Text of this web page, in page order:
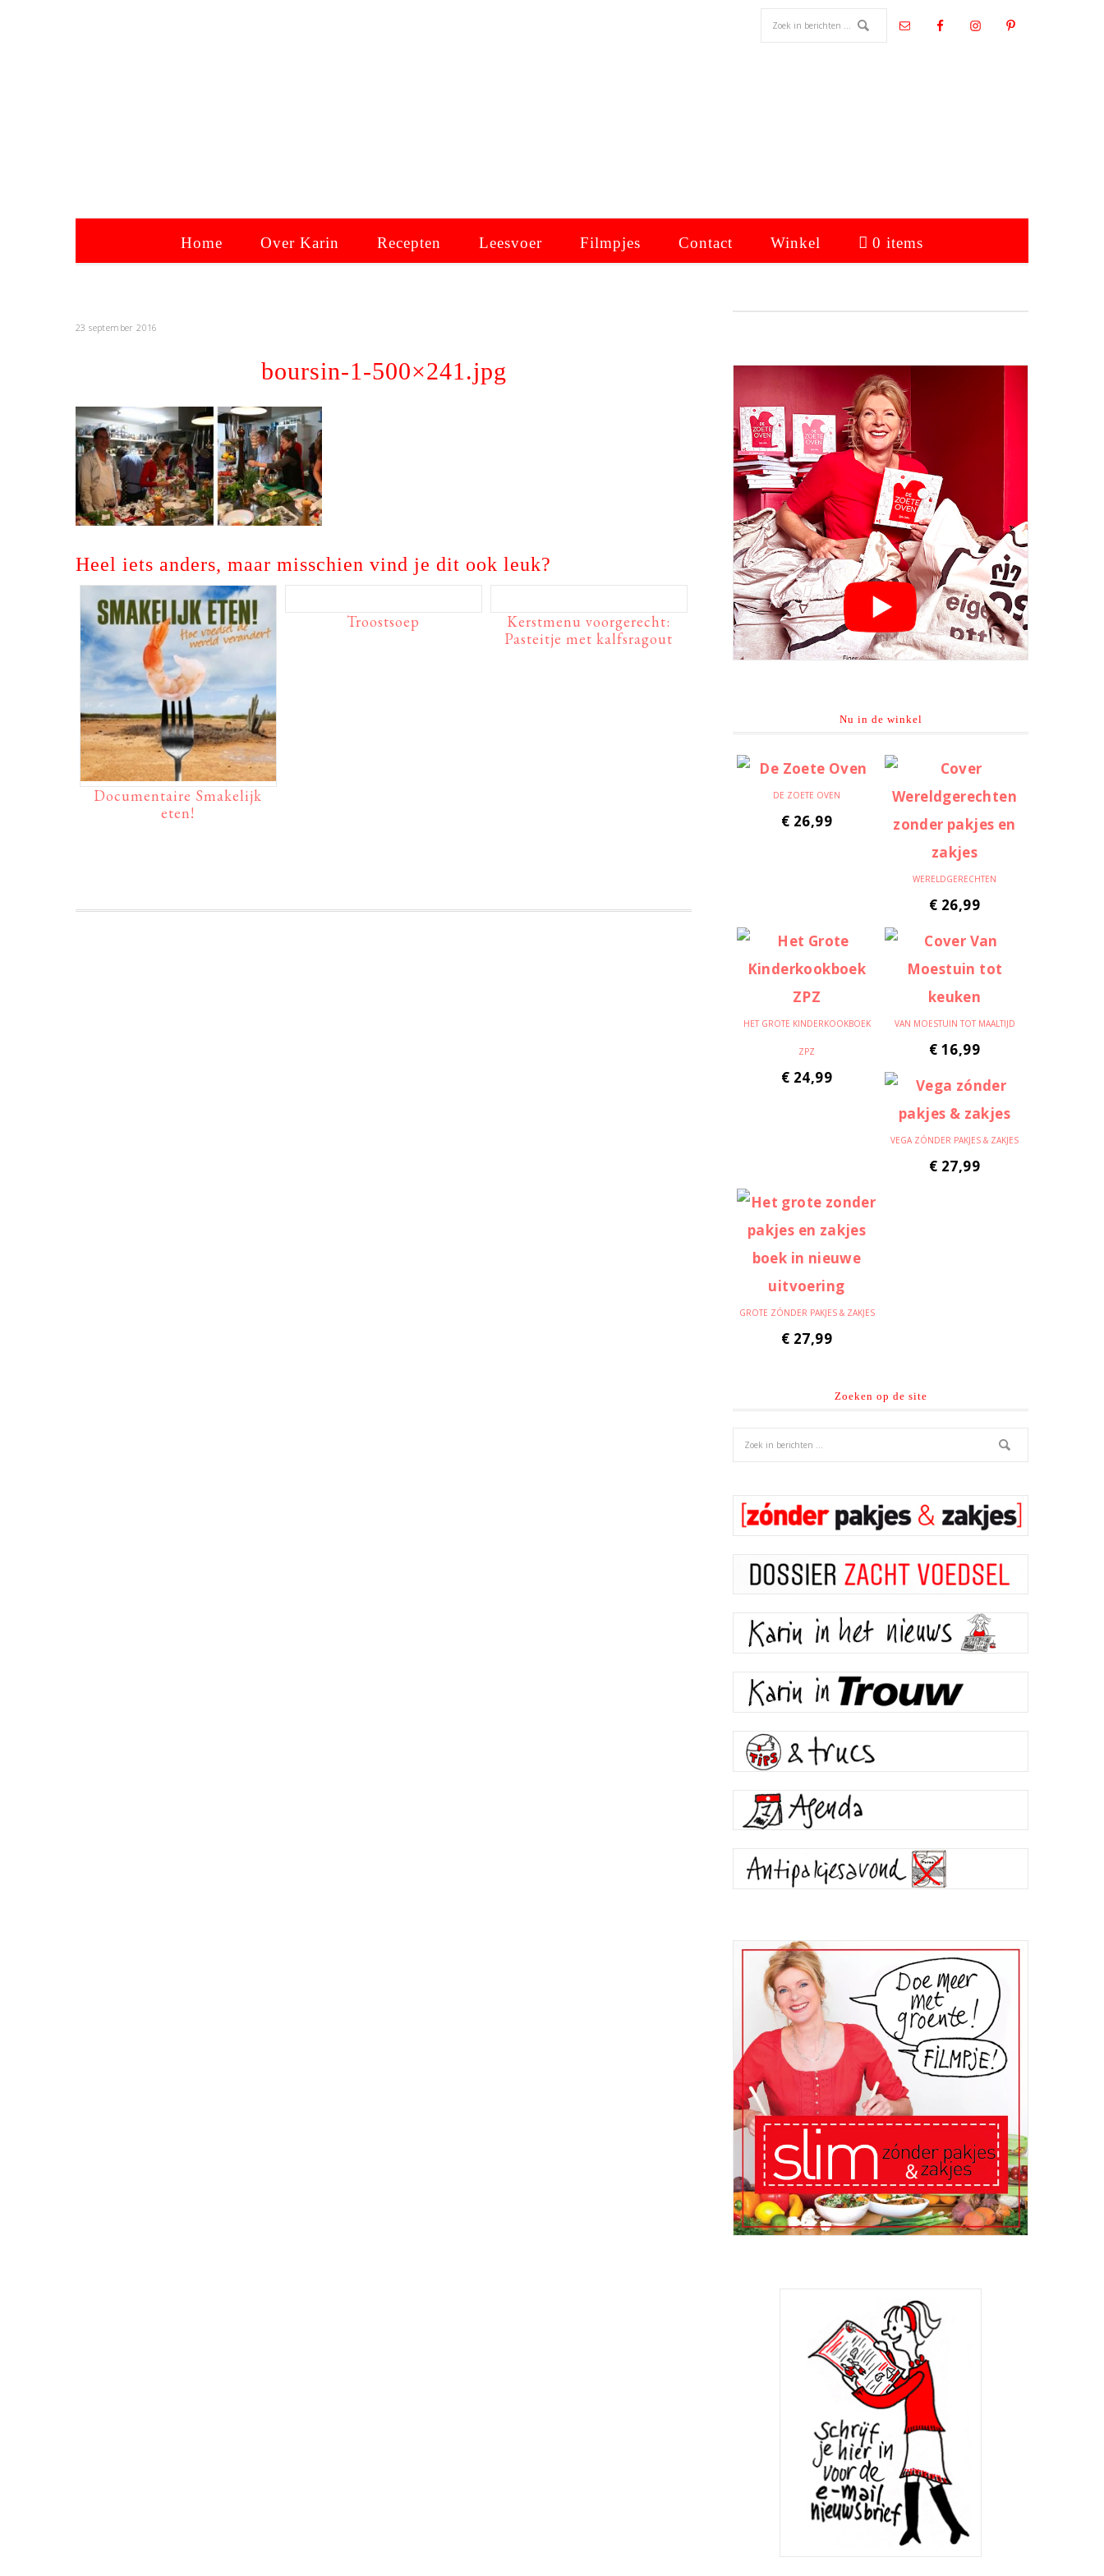
Home Over Karin Recepten Leesvoer Filmpjes Contact Winkel 0 items
23 september 2016
boursin-1-500×241.jpg
Heel iets anders, maar misschien vind je dit ook leuk?
Documentaire Smakelijk
eten!
Troostsoep
Kerstmenu voorgerecht:
Pasteitje met kalfsragout
Nu in de winkel
DE ZOETE OVEN
€ 26,99
WERELDGERECHTEN
€ 26,99
HET GROTE KINDERKOOKBOEK
ZPZ
€ 24,99
VAN MOESTUIN TOT MAALTIJD
€ 16,99
VEGA ZÓNDER PAKJES & ZAKJES
€ 27,99
GROTE ZÓNDER PAKJES & ZAKJES
€ 27,99
Zoeken op de site